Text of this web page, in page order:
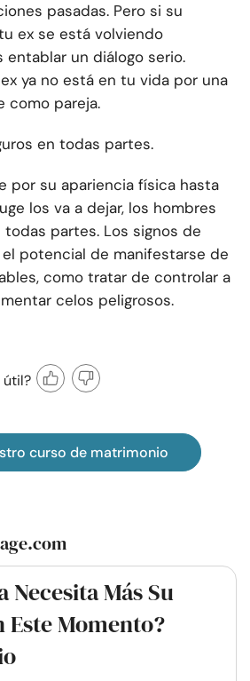
pasadas. Pero si su
ex se está volviendo
entablar un diálogo serio.
ya no está en tu vida por una
como pareja.
en todas partes.
por su apariencia física hasta
los va a dejar, los hombres
partes. Los signos de
potencial de manifestarse de
como tratar de controlar a
celos peligrosos.
útil?
curso de matrimonio
Necesita Más Su
Este Momento?